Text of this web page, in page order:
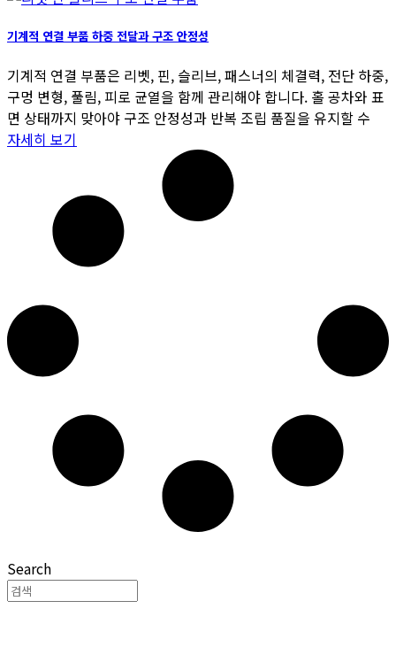
기계적 연결 부품 하중 전달과 구조 안정성
기계적 연결 부품은 리벳, 핀, 슬리브, 패스너의 체결력, 전단 하중,
구멍 변형, 풀림, 피로 균열을 함께 관리해야 합니다. 홀 공차와 표
면 상태까지 맞아야 구조 안정성과 반복 조립 품질을 유지할 수
자세히 보기
Search